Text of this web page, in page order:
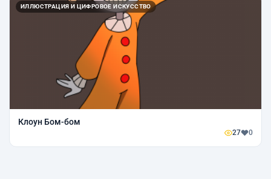
ИЛЛЮСТРАЦИЯ И ЦИФРОВОЕ ИСКУССТВО
Клоун Бом-бом
27 0